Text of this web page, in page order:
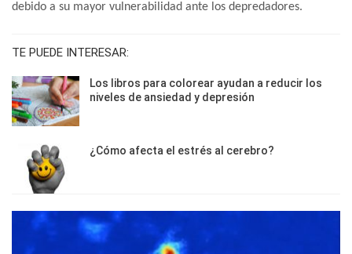
debido a su mayor vulnerabilidad ante los depredadores.
TE PUEDE INTERESAR:
Los libros para colorear ayudan a reducir los
niveles de ansiedad y depresión
¿Cómo afecta el estrés al cerebro?